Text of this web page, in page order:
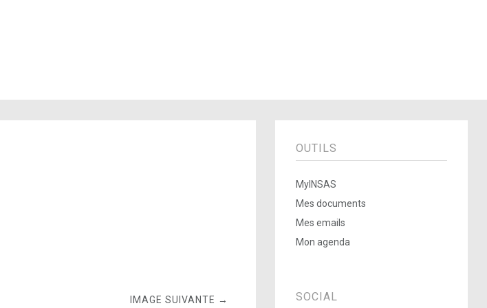
IMAGE SUIVANTE →
OUTILS
MyINSAS
Mes documents
Mes emails
Mon agenda
SOCIAL